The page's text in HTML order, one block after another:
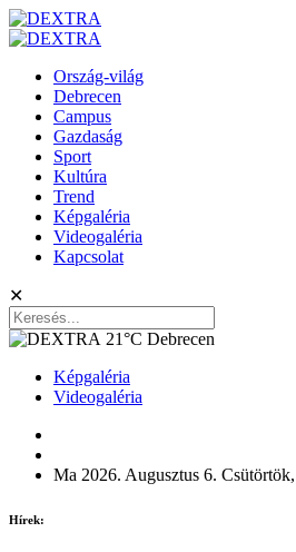
Ország-világ
Debrecen
Campus
Gazdaság
Sport
Kultúra
Trend
Képgaléria
Videogaléria
Kapcsolat
✕
21°C Debrecen
Képgaléria
Videogaléria
Ma 2026. Augusztus 6.
Hírek: